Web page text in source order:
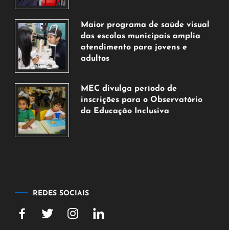
de
agosto
de
2026
Maior programa de saúde visual
das escolas municipais amplia
atendimento para jovens e
adultos
de
agosto
de
MEC divulga período de
inscrições para o Observatório
da Educação Inclusiva
REDES SOCIAIS